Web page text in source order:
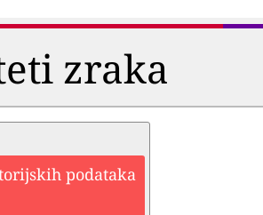
zraka
podataka